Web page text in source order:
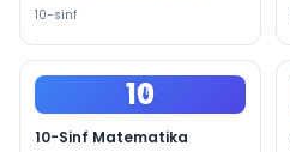
10-sinf
10
PDF
10-Sinf Matematika